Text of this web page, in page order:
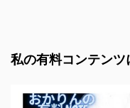
私の有料コンテンツ